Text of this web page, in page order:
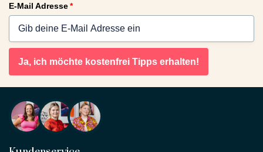
E-Mail Adresse*
Ja, ich möchte kostenfrei Tipps erhalten!